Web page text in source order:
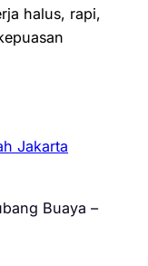
halus, rapi,
Jakarta
Buaya –